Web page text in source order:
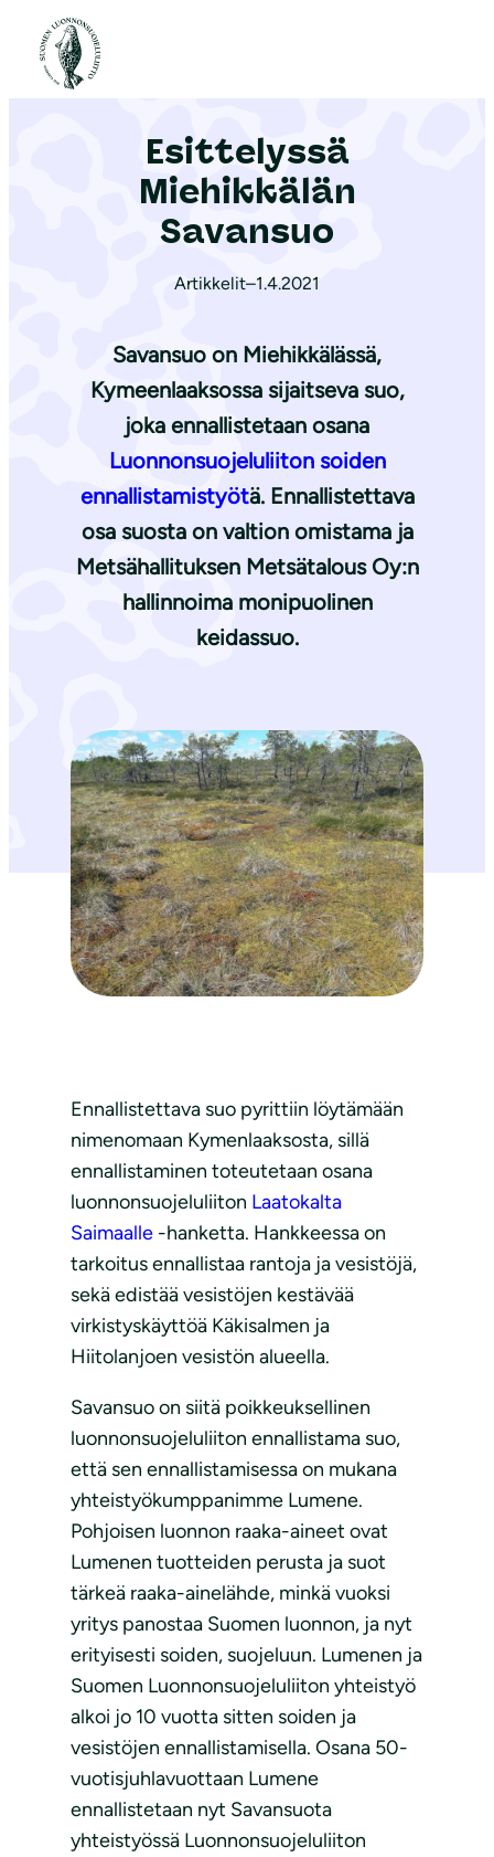
Etusivu
Esittelyssä
Miehikkälän
Savansuo
Artikkelit–1.4.2021
Savansuo on Miehikkälässä,
Kymeenlaaksossa sijaitseva suo,
joka ennallistetaan osana
Luonnonsuojeluliiton soiden
ennallistamistyötä. Ennallistettava
osa suosta on valtion omistama ja
Metsähallituksen Metsätalous Oy:n
hallinnoima monipuolinen
keidassuo.
Ennallistettava suo pyrittiin löytämään
nimenomaan Kymenlaaksosta, sillä
ennallistaminen toteutetaan osana
luonnonsuojeluliiton Laatokalta
Saimaalle -hanketta. Hankkeessa on
tarkoitus ennallistaa rantoja ja vesistöjä,
sekä edistää vesistöjen kestävää
virkistyskäyttöä Käkisalmen ja
Hiitolanjoen vesistön alueella.
Savansuo on siitä poikkeuksellinen
luonnonsuojeluliiton ennallistama suo,
että sen ennallistamisessa on mukana
yhteistyökumppanimme Lumene.
Pohjoisen luonnon raaka-aineet ovat
Lumenen tuotteiden perusta ja suot
tärkeä raaka-ainelähde, minkä vuoksi
yritys panostaa Suomen luonnon, ja nyt
erityisesti soiden, suojeluun. Lumenen ja
Suomen Luonnonsuojeluliiton yhteistyö
alkoi jo 10 vuotta sitten soiden ja
vesistöjen ennallistamisella. Osana 50-
vuotisjuhlavuottaan Lumene
ennallistetaan nyt Savansuota
yhteistyössä Luonnonsuojeluliiton